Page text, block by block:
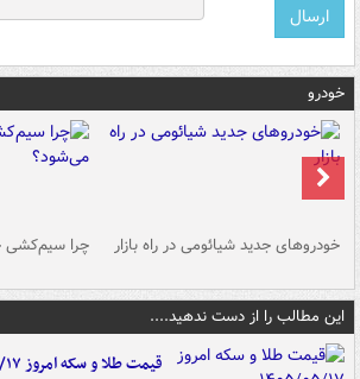
خودرو
خودروهای جدید شیائومی در راه بازار چرا سیم‌کشی
این مطالب را از دست ندهید....
قیمت طلا و سکه امروز ۱۴۰۵/۰۵/۱۷